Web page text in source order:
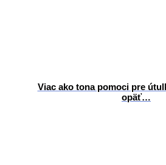
Viac ako tona pomoci pre
opäť…